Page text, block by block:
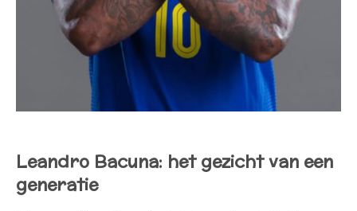
Leandro Bacuna: het gezicht van een
generatie